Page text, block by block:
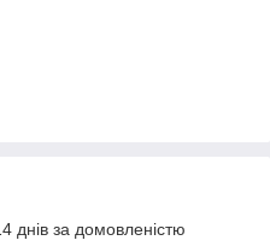
днів за домовленістю